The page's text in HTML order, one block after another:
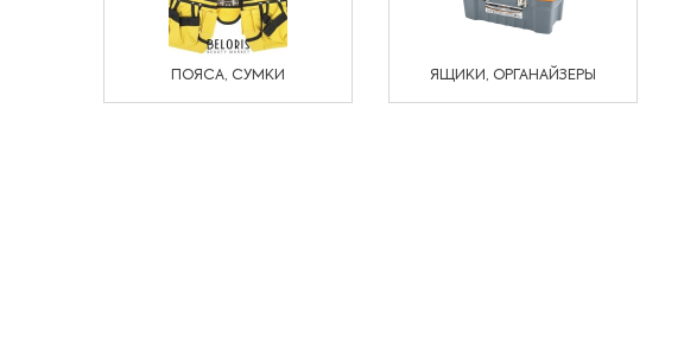
ПОЯСА, СУМКИ ЯЩИКИ, ОРГАНАЙЗЕРЫ